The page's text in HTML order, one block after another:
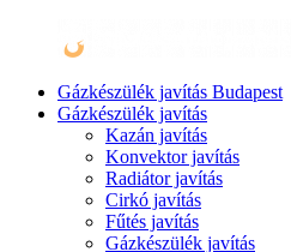
Gázkészülék javítás Budapest
Gázkészülék javítás
Kazán javítás
Konvektor javítás
Radiátor javítás
Cirkó javítás
Fűtés javítás
Gázkészülék javítás